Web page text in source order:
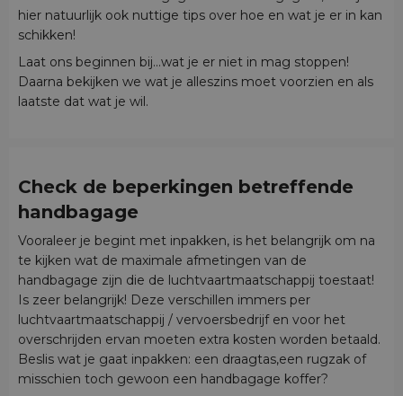
hier natuurlijk ook nuttige tips over hoe en wat je er in kan
schikken!
Laat ons beginnen bij...wat je er niet in mag stoppen!
Daarna bekijken we wat je alleszins moet voorzien en als
laatste dat wat je wil.
Check de beperkingen betreffende
handbagage
Vooraleer je begint met inpakken, is het belangrijk om na
te kijken wat de maximale afmetingen van de
handbagage zijn die de luchtvaartmaatschappij toestaat!
Is zeer belangrijk! Deze verschillen immers per
luchtvaartmaatschappij / vervoersbedrijf en voor het
overschrijden ervan moeten extra kosten worden betaald.
Beslis wat je gaat inpakken: een draagtas,een rugzak of
misschien toch gewoon een handbagage koffer?